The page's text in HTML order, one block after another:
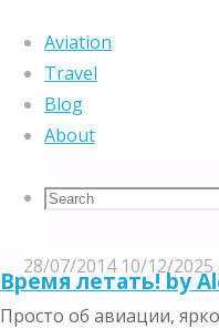
Aviation
Travel
Blog
About
Search
Search
for:
Время летать! by
Просто об авиации,
Home
aviationНазад в
Назад в
28/07/2014 10/12/2025